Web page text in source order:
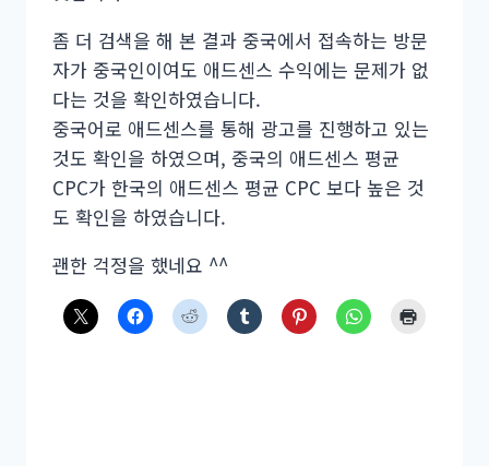
좀 더 검색을 해 본 결과 중국에서 접속하는 방문
자가 중국인이여도 애드센스 수익에는 문제가 없
다는 것을 확인하였습니다.
중국어로 애드센스를 통해 광고를 진행하고 있는
것도 확인을 하였으며, 중국의 애드센스 평균
CPC가 한국의 애드센스 평균 CPC 보다 높은 것
도 확인을 하였습니다.
괜한 걱정을 했네요 ^^